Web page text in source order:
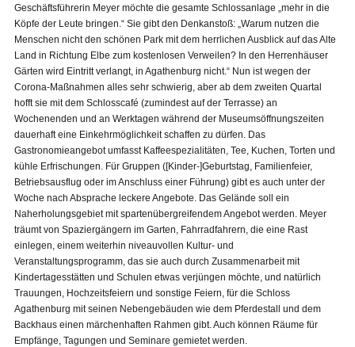
Geschäftsführerin Meyer möchte die gesamte Schlossanlage „mehr in die
Köpfe der Leute bringen.“ Sie gibt den Denkanstoß: „Warum nutzen die
Menschen nicht den schönen Park mit dem herrlichen Ausblick auf das Alte
Land in Richtung Elbe zum kostenlosen Verweilen? In den Herrenhäuser
Gärten wird Eintritt verlangt, in Agathenburg nicht.“ Nun ist wegen der
Corona-Maßnahmen alles sehr schwierig, aber ab dem zweiten Quartal
hofft sie mit dem Schlosscafé (zumindest auf der Terrasse) an
Wochenenden und an Werktagen während der Museumsöffnungszeiten
dauerhaft eine Einkehrmöglichkeit schaffen zu dürfen. Das
Gastronomieangebot umfasst Kaffeespezialitäten, Tee, Kuchen, Torten und
kühle Erfrischungen. Für Gruppen ([Kinder-]Geburtstag, Familienfeier,
Betriebsausflug oder im Anschluss einer Führung) gibt es auch unter der
Woche nach Absprache leckere Angebote. Das Gelände soll ein
Naherholungsgebiet mit spartenübergreifendem Angebot werden. Meyer
träumt von Spaziergängern im Garten, Fahrradfahrern, die eine Rast
einlegen, einem weiterhin niveauvollen Kultur- und
Veranstaltungsprogramm, das sie auch durch Zusammenarbeit mit
Kindertagesstätten und Schulen etwas verjüngen möchte, und natürlich
Trauungen, Hochzeitsfeiern und sonstige Feiern, für die Schloss
Agathenburg mit seinen Nebengebäuden wie dem Pferdestall und dem
Backhaus einen märchenhaften Rahmen gibt. Auch können Räume für
Empfänge, Tagungen und Seminare gemietet werden.